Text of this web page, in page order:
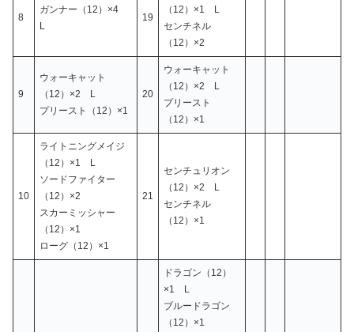
8
ガンナー（12）×4
L
19
（12）×1 L
センチネル
（12）×2
9
ウォーキャット
（12）×2 L
プリースト（12）×1
20
ウォーキャット
（12）×2 L
プリースト
（12）×1
10
ライトニングメイジ
（12）×1 L
ソードファイター
（12）×2
スカーミッシャー
（12）×1
ローグ（12）×1
21
センチュリオン
（12）×2 L
センチネル
（12）×1
ドラゴン（12）
×1 L
ブルードラゴン
（12）×1